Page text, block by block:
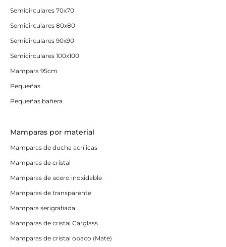
Semicirculares 70x70
Semicirculares 80x80
Semicirculares 90x90
Semicirculares 100x100
Mampara 95cm
Pequeñas
Pequeñas bañera
Mamparas por material
Mamparas de ducha acrílicas
Mamparas de cristal
Mamparas de acero inoxidable
Mamparas de transparente
Mampara serigrafiada
Mamparas de cristal Carglass
Mamparas de cristal opaco (Mate)